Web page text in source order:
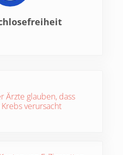
Ärzte glauben, dass
verursacht